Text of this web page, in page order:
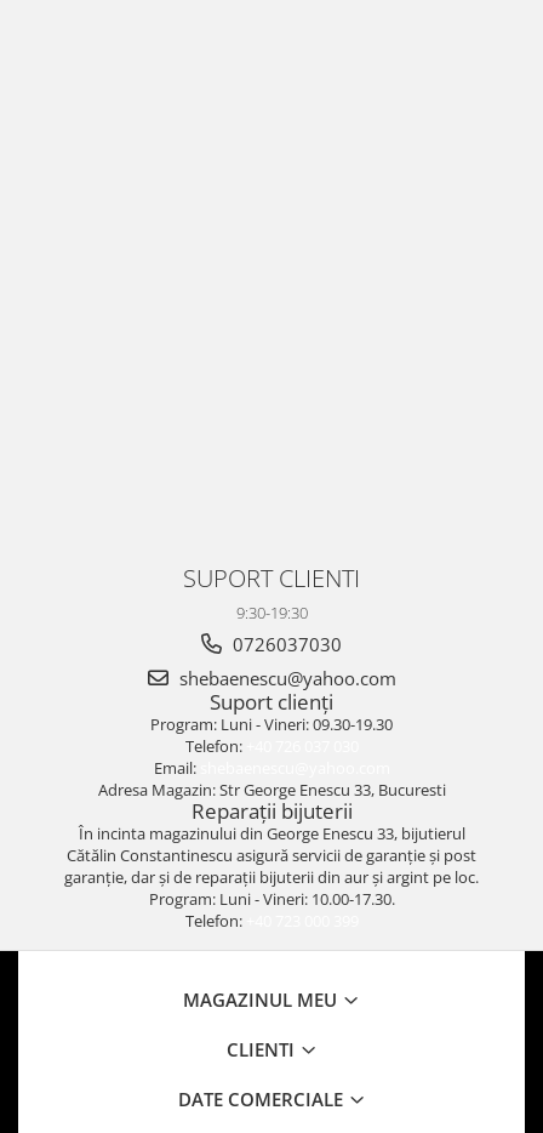
SUPORT CLIENTI
9:30-19:30
0726037030
shebaenescu@yahoo.com
Suport clienți
Program: Luni - Vineri: 09.30-19.30
Telefon:
Email:
Adresa Magazin: Str George Enescu 33, Bucuresti
Reparații bijuterii
În incinta magazinului din George Enescu 33, bijutierul
Cătălin Constantinescu asigură servicii de garanție și post
garanție, dar și de reparații bijuterii din aur și argint pe loc.
Program: Luni - Vineri: 10.00-17.30.
Telefon:
MAGAZINUL MEU
CLIENTI
DATE COMERCIALE